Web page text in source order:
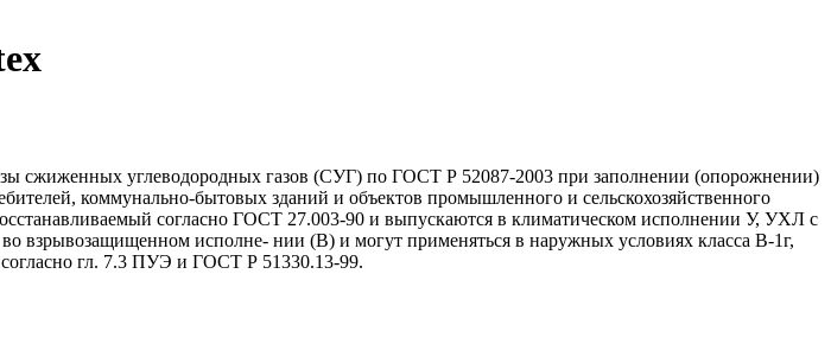
сжиженных углеводородных газов (СУГ) по ГОСТ Р 52087‑2003 при заполнении (опорожнении)
коммунально-бытовых зданий и объектов промышленного и сельскохозяйственного
согласно ГОСТ 27.003-90 и выпускаются в климатическом исполнении У, УХЛ с
взрывозащищенном исполне- нии (В) и могут применяться в наружных условиях класса В-1г,
согласно гл. 7.3 ПУЭ и ГОСТ Р 51330.13-99.